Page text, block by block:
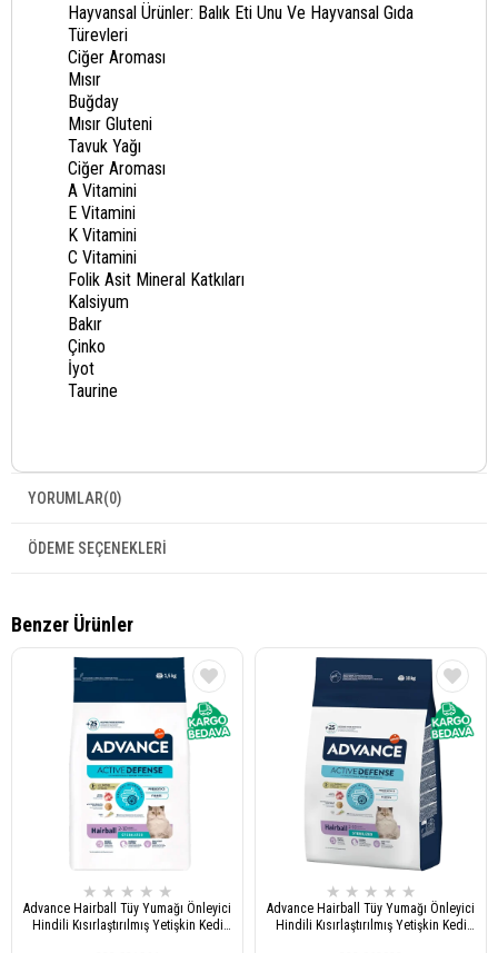
Hayvansal Ürünler: Balık Eti Unu Ve Hayvansal Gıda
Türevleri
Ciğer Aroması
Mısır
Buğday
Mısır Gluteni
Tavuk Yağı
Ciğer Aroması
A Vitamini
E Vitamini
K Vitamini
C Vitamini
Folik Asit Mineral Katkıları
Kalsiyum
Bakır
Çinko
İyot
Taurine
YORUMLAR(0)
ÖDEME SEÇENEKLERI
Benzer Ürünler
★ ★ ★ ★ ★
Advance Hairball Tüy Yumağı Önleyici
Hindili Kısırlaştırılmış Yetişkin Kedi
★ ★ ★ ★ ★
Advance Hairball Tüy Yumağı Önleyici
Hindili Kısırlaştırılmış Yetişkin Kedi